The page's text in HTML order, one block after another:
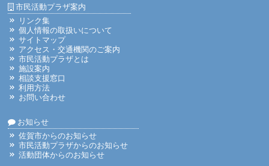
市民活動プラザ案内
リンク集
個人情報の取扱いについて
サイトマップ
アクセス・交通機関のご案内
市民活動プラザとは
施設案内
相談支援窓口
利用方法
お問い合わせ
お知らせ
佐賀市からのお知らせ
市民活動プラザからのお知らせ
活動団体からのお知らせ